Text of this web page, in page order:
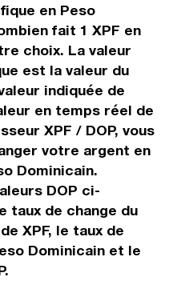
en Peso
fait 1 XPF en
choix. La valeur
est la valeur du
indiquée de
en temps réel de
XPF / DOP, vous
votre argent en
Dominicain.
DOP ci-
taux de change du
XPF, le taux de
Dominicain et le